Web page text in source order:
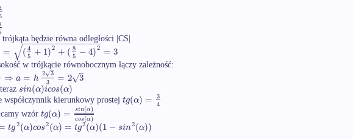
trójkąta będzie równa odległości |CS|
= (4
5 + 1)2 + ( 8
5 − 4)2
− −
−−−−−−−−−−−−−−
√ = 3
w trójkącie równobocznym łączy zależność:
⇒ a = h 2 3
√
3
= 2 3
√
sin(α)icos(α)
współczynnik kierunkowy prostej tg(α) = 3
4
wzór tg(α) = sin(α)
cos(α)
tg2(α)cos2(α) = tg2(α)(1 − sin2(α))